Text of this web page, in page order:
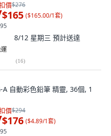
價$276
$165 ($165.00/1套)
8/12 星期三 預計送達
(16)
A 自動彩色鉛筆 精靈, 36個, 1
價$294
$176 ($4.89/1套)